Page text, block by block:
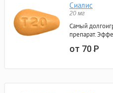
Сиалис
20 мг
Самый
препарат.
от 70Р